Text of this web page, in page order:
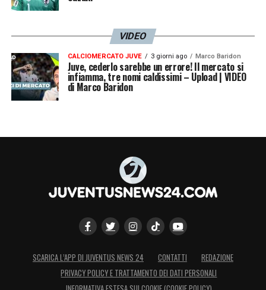
VIDEO
CALCIOMERCATO JUVE 3 giorni ago Marco Baridon
Juve, cederlo sarebbe un errore! Il mercato si
infiamma, tre nomi caldissimi – Upload | VIDEO
di Marco Baridon
SCARICA L’APP DI JUVENTUS NEWS 24 CONTATTI
REDAZIONE
PRIVACY POLICY E TRATTAMENTO DEI DATI PERSONALI